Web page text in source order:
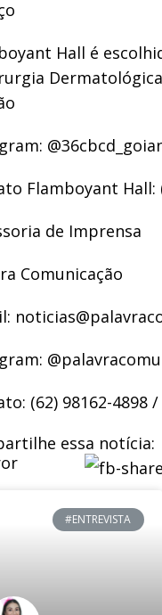
Hall é
Flamboyant Hall:
de Imprensa
Comunicação
(62) 98162-4898
essa notícia:
#ENTREVISTA